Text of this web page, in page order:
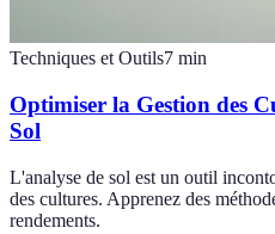
Techniques et Outils7 min
Optimiser la Gestion des
Sol
L'analyse de sol est un outil
des cultures. Apprenez des
rendements.